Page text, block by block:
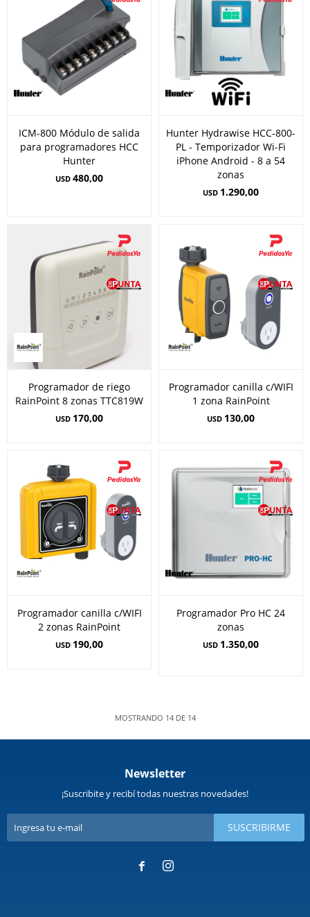
ICM-800 Módulo de salida
para programadores HCC
Hunter
USD 480,00
Hunter Hydrawise HCC-800-
PL - Temporizador Wi-Fi
iPhone Android - 8 a 54
zonas
USD 1.290,00
Programador de riego
RainPoint 8 zonas TTC819W
USD 170,00
Programador canilla c/WIFI
1 zona RainPoint
USD 130,00
Programador canilla c/WIFI
2 zonas RainPoint
USD 190,00
Programador Pro HC 24
zonas
USD 1.350,00
MOSTRANDO 14DE 14
Newsletter
¡Suscribite y recibí todas nuestras novedades!
SUSCRIBIRME
 